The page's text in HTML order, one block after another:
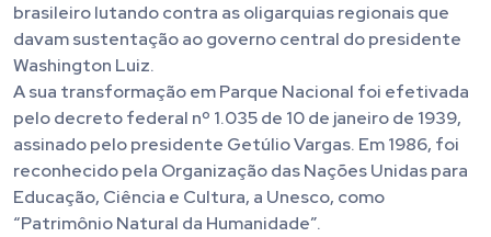
brasileiro lutando contra as oligarquias regionais que
davam sustentação ao governo central do presidente
Washington Luiz.
A sua transformação em Parque Nacional foi efetivada
pelo decreto federal nº 1.035 de 10 de janeiro de 1939,
assinado pelo presidente Getúlio Vargas. Em 1986, foi
reconhecido pela Organização das Nações Unidas para
Educação, Ciência e Cultura, a Unesco, como
“Patrimônio Natural da Humanidade”.